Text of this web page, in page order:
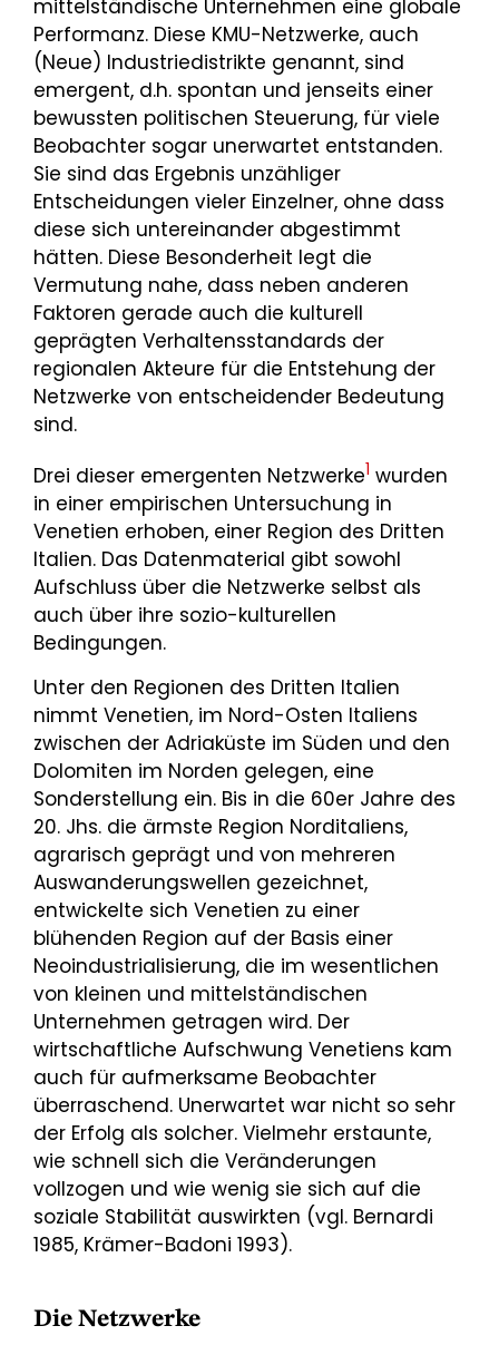
mittelständische Unternehmen eine globale
Performanz. Diese KMU-Netzwerke, auch
(Neue) Industriedistrikte genannt, sind
emergent, d.h. spontan und jenseits einer
bewussten politischen Steuerung, für viele
Beobachter sogar unerwartet entstanden.
Sie sind das Ergebnis unzähliger
Entscheidungen vieler Einzelner, ohne dass
diese sich untereinander abgestimmt
hätten. Diese Besonderheit legt die
Vermutung nahe, dass neben anderen
Faktoren gerade auch die kulturell
geprägten Verhaltensstandards der
regionalen Akteure für die Entstehung der
Netzwerke von entscheidender Bedeutung
sind.
Drei dieser emergenten Netzwerke1 wurden
in einer empirischen Untersuchung in
Venetien erhoben, einer Region des Dritten
Italien. Das Datenmaterial gibt sowohl
Aufschluss über die Netzwerke selbst als
auch über ihre sozio-kulturellen
Bedingungen.
Unter den Regionen des Dritten Italien
nimmt Venetien, im Nord-Osten Italiens
zwischen der Adriaküste im Süden und den
Dolomiten im Norden gelegen, eine
Sonderstellung ein. Bis in die 60er Jahre des
20. Jhs. die ärmste Region Norditaliens,
agrarisch geprägt und von mehreren
Auswanderungswellen gezeichnet,
entwickelte sich Venetien zu einer
blühenden Region auf der Basis einer
Neoindustrialisierung, die im wesentlichen
von kleinen und mittelständischen
Unternehmen getragen wird. Der
wirtschaftliche Aufschwung Venetiens kam
auch für aufmerksame Beobachter
überraschend. Unerwartet war nicht so sehr
der Erfolg als solcher. Vielmehr erstaunte,
wie schnell sich die Veränderungen
vollzogen und wie wenig sie sich auf die
soziale Stabilität auswirkten (vgl. Bernardi
1985, Krämer-Badoni 1993).
Die Netzwerke